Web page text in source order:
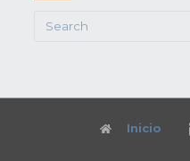
Search
Inicio